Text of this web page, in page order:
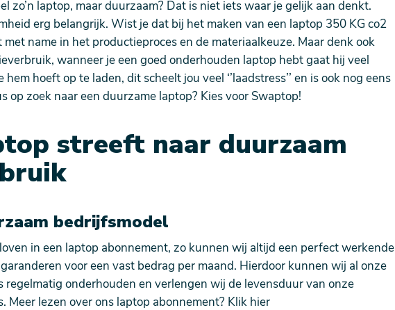
zo’n laptop, maar duurzaam? Dat is niet iets waar je gelijk aan denkt.
erg belangrijk. Wist je dat bij het maken van een laptop 350 KG co2
name in het productieproces en de materiaalkeuze. Maar denk ook
wanneer je een goed onderhouden laptop hebt gaat hij veel
hoeft op te laden, dit scheelt jou veel ‘’laadstress’’ en is ook nog eens
op zoek naar een duurzame laptop? Kies voor Swaptop!
streeft naar duurzaam
bedrijfsmodel
in een laptop abonnement, zo kunnen wij altijd een perfect werkende
voor een vast bedrag per maand. Hierdoor kunnen wij al onze
regelmatig onderhouden en verlengen wij de levensduur van onze
Meer lezen over ons laptop abonnement? Klik hier